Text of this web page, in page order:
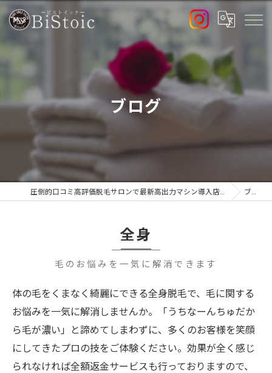
ブログ
圧倒的口コミ高評価脱毛サロンで最新高出力マシン導入店のBiStoic-ビストイック- ブログ
全身
毛のお悩みを一気に解消できます
体の毛をくまなく綺麗にできる全身脱毛で、毛に関する
お悩みを一気に解消しませんか。「うちなーんちゅだか
ら毛が濃い」と諦めてしまわずに、多くのお客様を笑顔
にしてきたプロの技をご体験ください。効果が全く感じ
られなければ全額返金サービスも行っておりますので、